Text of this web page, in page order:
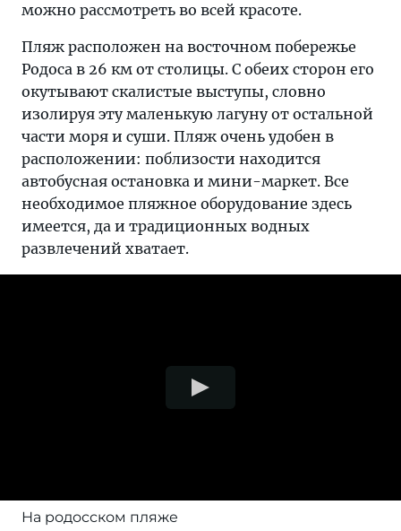
можно рассмотреть во всей красоте.
Пляж расположен на восточном побережье
Родоса в 26 км от столицы. С обеих сторон его
окутывают скалистые выступы, словно
изолируя эту маленькую лагуну от остальной
части моря и суши. Пляж очень удобен в
расположении: поблизости находится
автобусная остановка и мини-маркет. Все
необходимое пляжное оборудование здесь
имеется, да и традиционных водных
развлечений хватает.
На родосском пляже